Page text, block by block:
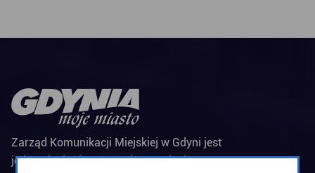
Zarząd Komunikacji Miejskiej w Gdyni jest
jednostką budżetową Miasta Gdyni